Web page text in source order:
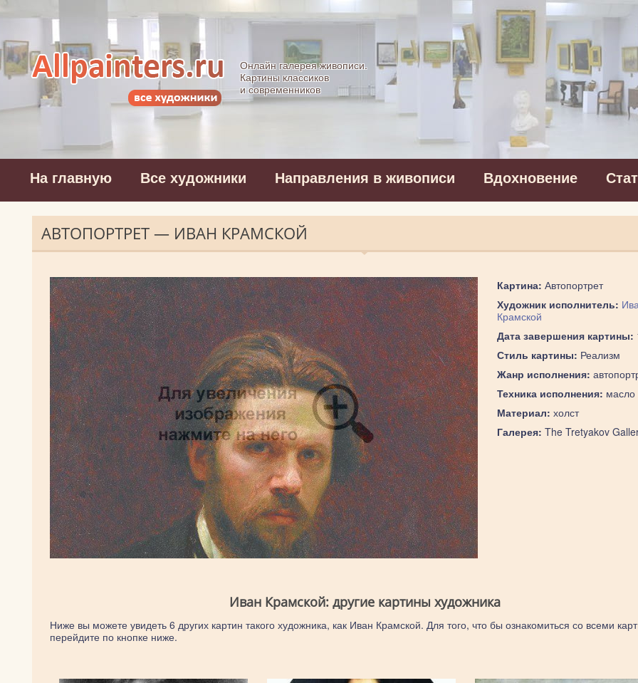
Allpainters.ru - картинная галерея
Онлайн галерея живописи.
Картины классиков
и современников
На главную Все художники Направления в живописи Вдохновение
АВТОПОРТРЕТ — ИВАН КРАМСКОЙ
Картина: Автопортрет
Художник исполнитель:
Крамской
Дата завершения картины:
Стиль картины: Реализм
Жанр исполнения:
Техника исполнения: масло
Материал: холст
Галерея: The Tretyakov
Иван Крамской: другие картины художника
Ниже вы можете увидеть 6 других картин такого художника, как Иван Крамской. Для того, что бы ознакомиться со всеми
перейдите по кнопке ниже.